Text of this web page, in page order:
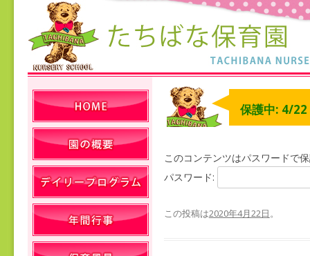
保護中: 4/22
このコンテンツはパスワードで
パスワード:
この投稿は2020年4月22日。